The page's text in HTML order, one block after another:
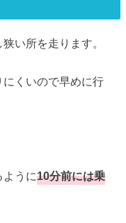
い所を走ります。
くいので早めに行
ように10分前には乗